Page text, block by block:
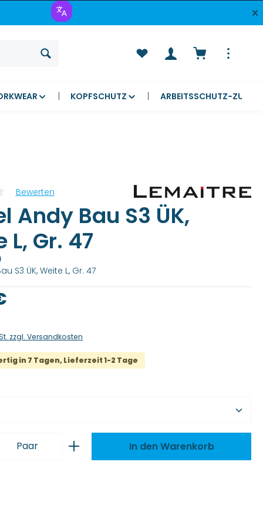
Warenkorb
KOPFSCHUTZ ARBEITSSCHUTZ-
Bewerten
Andy Bau S3 ÜK,
L, Gr. 47
S3 ÜK, Weite L, Gr. 47
zzgl. Versandkosten
in 7 Tagen, Lieferzeit 1-2 Tage
Gib den gewünschten
Paar In den Warenkorb